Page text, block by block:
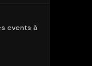
events à